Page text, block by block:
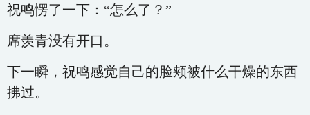
祝鸣愣了一下：“怎么了？”
席羡青没有开口。
下一瞬，祝鸣感觉自己的脸颊被什么干燥的东西
拂过。